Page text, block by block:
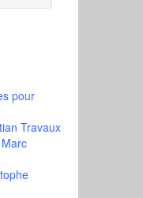
pour
Travaux